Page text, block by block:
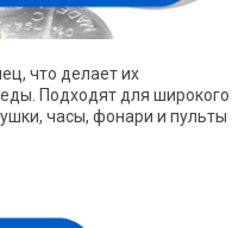
что делает их
Подходят для широкого
часы, фонари и пульты